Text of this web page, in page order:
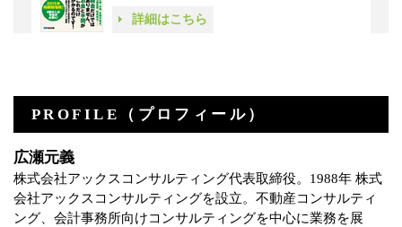
詳細はこちら
PROFILE（プロフィール）
広瀬元義
株式会社アックスコンサルティング代表取締役。1988年 株式
会社アックスコンサルティングを設立。不動産コンサルティ
ング、会計事務所向けコンサルティングを中心に業務を展